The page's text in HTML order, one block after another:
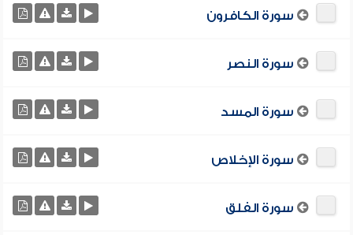
سورة الكافرون
سورة النصر
سورة المسد
سورة الإخلاص
سورة الفلق